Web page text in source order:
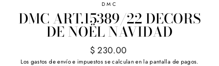
DMC
DMC ART.15389/22 DECORS
DE NOËL NAVIDAD
Precio
habitual
$ 230.00
Los gastos de envíoe impuestos se calculan en la pantalla de pagos.